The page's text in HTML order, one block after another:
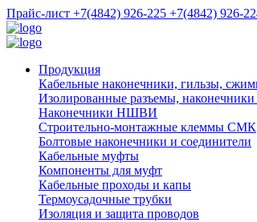
Прайс-лист +7(4842) 926-225 +7(4842) 926-
Продукция
Кабельные наконечники, гильзы,
Изолированные разъемы,
Наконечники НШВИ
Строительно-монтажные клеммы СМК
Болтовые наконечники и соединители
Кабельные муфты
Компоненты для муфт
Кабельные проходы и капы
Термоусадочные трубки
Изоляция и защита проводов